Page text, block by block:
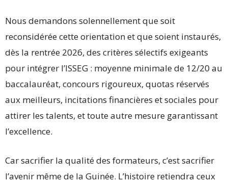
Nous demandons solennellement que soit
reconsidérée cette orientation et que soient instaurés,
dès la rentrée 2026, des critères sélectifs exigeants
pour intégrer l’ISSEG : moyenne minimale de 12/20 au
baccalauréat, concours rigoureux, quotas réservés
aux meilleurs, incitations financières et sociales pour
attirer les talents, et toute autre mesure garantissant
l’excellence.
Car sacrifier la qualité des formateurs, c’est sacrifier
l’avenir même de la Guinée. L’histoire retiendra ceux